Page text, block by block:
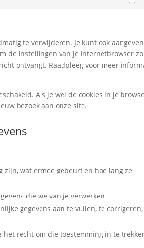
te verwijderen. Je kunt ook
de instellingen van je internetbrowser zo
ontvangt. Raadpleeg voor meer
Als je wel de cookies in je
bezoek aan onze site.
zijn, wat ermee gebeurt en hoe lang ze
die we van je verwerken.
gegevens aan te vullen, te corrigeren,
het recht om die toestemming in te